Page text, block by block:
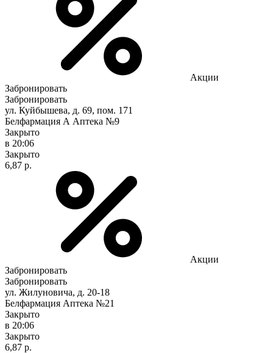
Акции
Забронировать
Забронировать
ул. Куйбышева, д. 69, пом. 171
Белфармация А Аптека №9
Закрыто
в 20:06
Закрыто
6,87 р.
Акции
Забронировать
Забронировать
ул. Жилуновича, д. 20-18
Белфармация Аптека №21
Закрыто
в 20:06
Закрыто
6,87 р.